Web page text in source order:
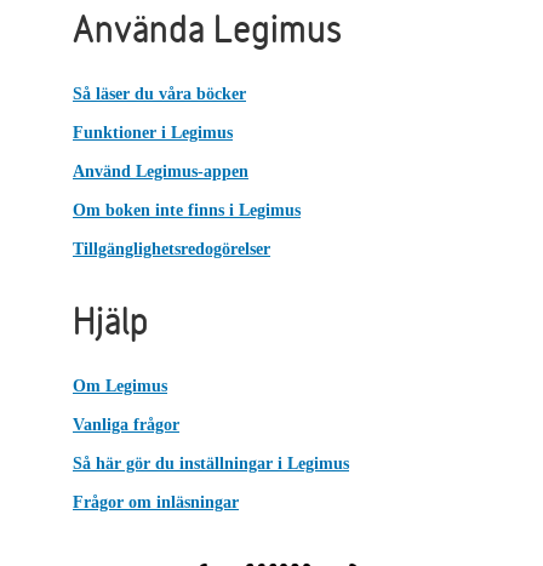
Använda Legimus
Så läser du våra böcker
Funktioner i Legimus
Använd Legimus-appen
Om boken inte finns i Legimus
Tillgänglighetsredogörelser
Hjälp
Om Legimus
Vanliga frågor
Så här gör du inställningar i Legimus
Frågor om inläsningar